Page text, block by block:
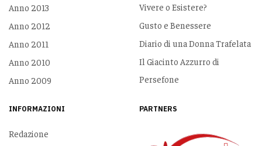
Anno 2013
Anno 2012
Anno 2011
Anno 2010
Anno 2009
Vivere o Esistere?
Gusto e Benessere
Diario di una Donna Trafelata
Il Giacinto Azzurro di
Persefone
INFORMAZIONI
Redazione
PARTNERS